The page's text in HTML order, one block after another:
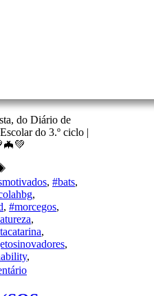
do Diário de
do 3.º ciclo |
Etiquetas
, #bats,
,
, #morcegos,
,
,
,
,